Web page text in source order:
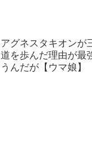
アグネスタキオンが
道を歩んだ理由が最
うんだが【ウマ娘】